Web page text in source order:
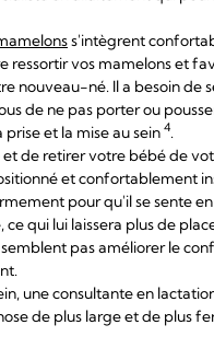
s'intègrent
vos mamelons et
nouveau-né. Il a besoin de
de ne pas porter ou
et la mise au sein 4.
de retirer votre bébé de
et confortablement
pour qu'il se sente
qui lui laissera plus de
pas améliorer le
une consultante en
de plus large et de plus